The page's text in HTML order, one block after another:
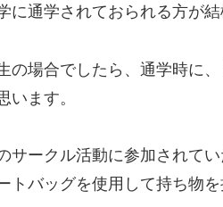
に通学されておられる方が結
の場合でしたら、通学時に
います。
サークル活動に参加されて
トバッグを使用して持ち物